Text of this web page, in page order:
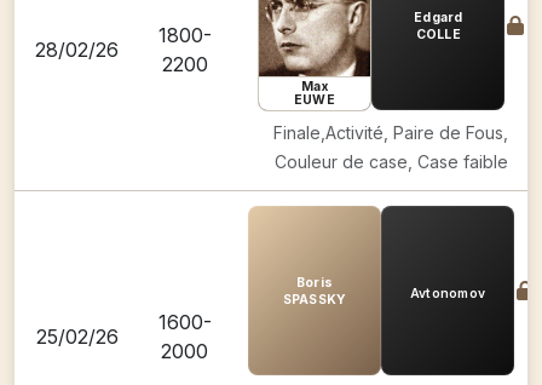
28/02/26
1800-
2200
Max
EUWE
Edgard
COLLE
Finale,Activité, Paire de Fous,
Couleur de case, Case faible
25/02/26
1600-
2000
Boris
SPASSKY
Avtonomov